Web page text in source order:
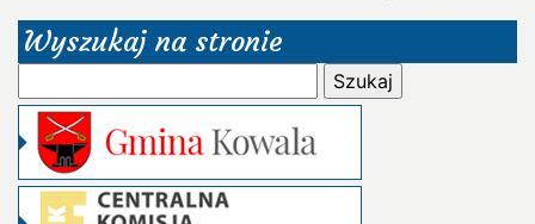
Wyszukaj na stronie